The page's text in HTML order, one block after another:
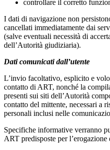
controllare il corretto
I dati di navigazione non
cancellati immediatamente dai
(salve eventuali necessità di
dell’Autorità giudiziaria).
Dati comunicati dall’utente
L’invio facoltativo, esplicito e
contatto di ART, nonché la
presenti sui siti dell’Autorità
contatto del mittente, necessari a
personali inclusi nelle
Specifiche informative verranno
ART predisposte per